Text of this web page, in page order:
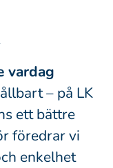
vardag
– på LK
ett bättre
föredrar vi
enkelhet